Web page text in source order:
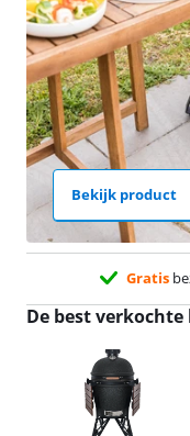
Bekijk product
Gratis
De best verkochte